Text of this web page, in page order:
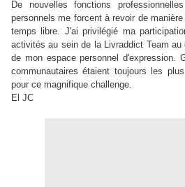
De nouvelles fonctions
personnels me forcent à revoir de
temps libre. J'ai privilégié ma
activités au sein de la Livraddict Team
de mon espace personnel d'expression.
communautaires étaient toujours les
pour ce magnifique challenge.
El JC